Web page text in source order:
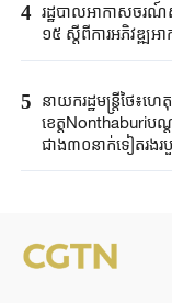
4 រដ្ឋបាលអាកាសចរណ៍
១៥ ស្តីពីការអភិវឌ្ឍ
5
នាយករដ្ឋមន្ត្រីថៃ៖
ខេត្តNonthaburiប
ជាង៣០នាក់ទៀតរង